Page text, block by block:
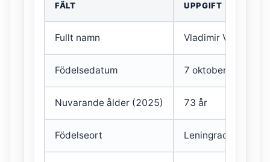
FÄLT UPPGIFT
Fullt namn Vladimir
Födelsedatum 7 oktober 1952
Nuvarande ålder (2025) 73 år
Födelseort Leningrad (nu